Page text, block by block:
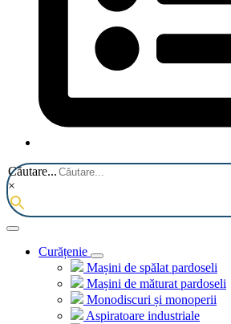
Căutare...
×
Curățenie
Mașini de spălat pardoseli
Mașini de măturat pardoseli
Monodiscuri și monoperii
Aspiratoare industriale